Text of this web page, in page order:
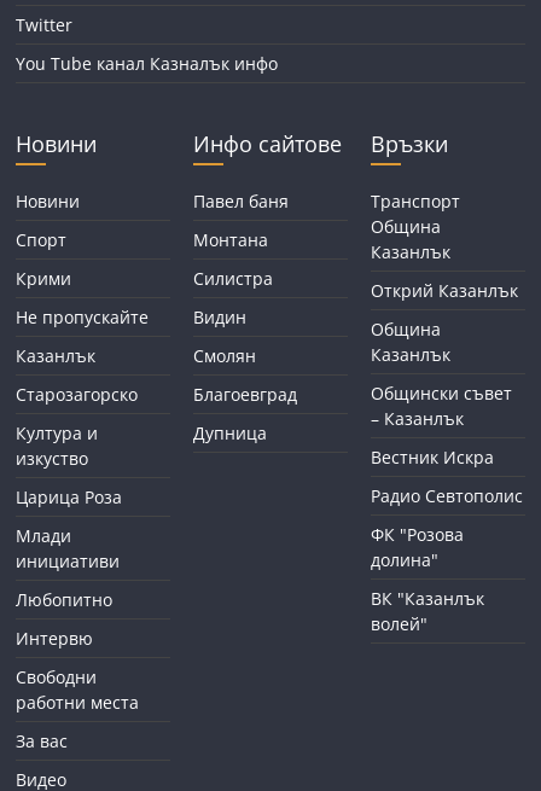
Twitter
You Tube канал Казналък инфо
Новини
Новини
Спорт
Крими
Не пропускайте
Казанлък
Старозагорско
Култура и
изкуство
Царица Роза
Млади
инициативи
Любопитно
Интервю
Свободни
работни места
За вас
Видео
Инфо сайтове
Павел баня
Монтана
Силистра
Видин
Смолян
Благоевград
Дупница
Връзки
Транспорт
Община
Казанлък
Открий Казанлък
Община
Казанлък
Общински съвет
– Казанлък
Вестник Искра
Радио Севтополис
ФК "Розова
долина"
ВК "Казанлък
волей"